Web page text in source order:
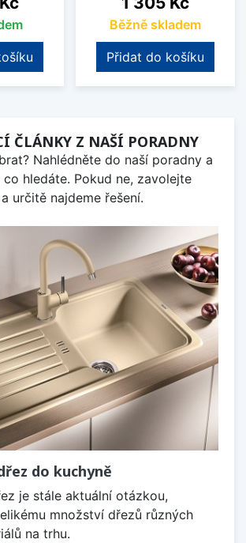
Běžně skladem
Přidat do košíku
ČLÁNKY Z NAŠÍ PORADNY
Nahlédněte do naší poradny a
co hledáte. Pokud ne, zavolejte
určitě najdeme řešení.
do kuchyně
je stále aktuální otázkou,
množství dřezů různých
na trhu.